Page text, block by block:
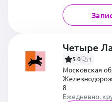
Четыре
5.0 1
Московская
8
Ежедневно,